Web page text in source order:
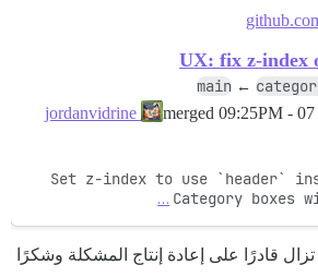
UX: fix z-index
main ←
merged 09:25PM -
Set z-index to use `header`
Category boxes
…
تزال قادرًا على إعادة إنتاج المشكلة وشكرًا